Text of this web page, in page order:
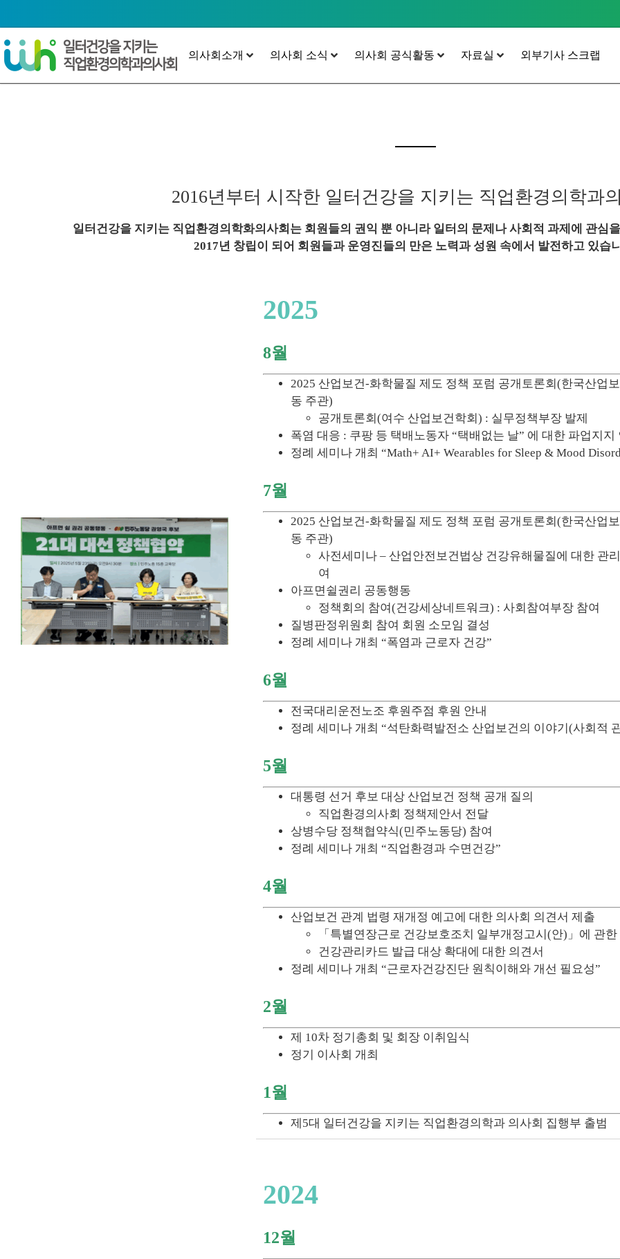
의사회소개 의사회 소식 의사회 공식활동 자료실 외부기사 스크랩
2016년부터 시작한 일터건강을 지키는 직업환경의학과
일터건강을 지키는 직업환경의학화의사회는 회원들의 권익 뿐 아니라 일터의 문제나 사회적 과제에 관심
2017년 창립이 되어 회원들과 운영진들의 만은 노력과 성원 속에서 발전하고 있습
2025
8월
2025 산업보건-화학물질 제도 정책 포럼 공개토론회(한국산업
동 주관)
공개토론회(여수 산업보건학회) : 실무정책부장 발제
폭염 대응 : 쿠팡 등 택배노동자 “택배없는 날” 에 대한 파업지지
정례 세미나 개최 “Math+ AI+ Wearables for Sleep & Mood
7월
2025 산업보건-화학물질 제도 정책 포럼 공개토론회(한국산업
동 주관)
사전세미나 – 산업안전보건법상 건강유해물질에 대한 관
여
아프면쉴권리 공동행동
정책회의 참여(건강세상네트워크) : 사회참여부장 참여
질병판정위원회 참여 회원 소모임 결성
정례 세미나 개최 “폭염과 근로자 건강”
6월
전국대리운전노조 후원주점 후원 안내
정례 세미나 개최 “석탄화력발전소 산업보건의 이야기(사회적
5월
대통령 선거 후보 대상 산업보건 정책 공개 질의
직업환경의사회 정책제안서 전달
상병수당 정책협약식(민주노동당) 참여
정례 세미나 개최 “직업환경과 수면건강”
4월
산업보건 관계 법령 재개정 예고에 대한 의사회 의견서 제출
「특별연장근로 건강보호조치 일부개정고시(안)」에 관
건강관리카드 발급 대상 확대에 대한 의견서
정례 세미나 개최 “근로자건강진단 원칙이해와 개선 필요성”
2월
제 10차 정기총회 및 회장 이취임식
정기 이사회 개최
1월
제5대 일터건강을 지키는 직업환경의학과 의사회 집행부 출범
2024
12월